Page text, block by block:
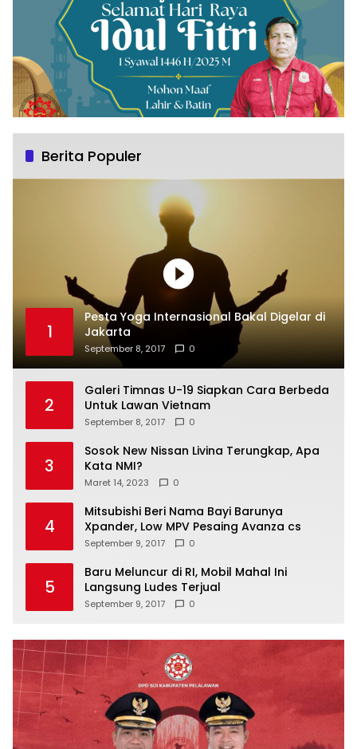
Berita Populer
1
Pesta Yoga Internasional Bakal Digelar di
Jakarta
September 8, 2017 0
2
Galeri Timnas U-19 Siapkan Cara Berbeda
Untuk Lawan Vietnam
September 8, 2017 0
3
Sosok New Nissan Livina Terungkap, Apa
Kata NMI?
Maret 14, 2023 0
4
Mitsubishi Beri Nama Bayi Barunya
Xpander, Low MPV Pesaing Avanza cs
September 9, 2017 0
5
Baru Meluncur di RI, Mobil Mahal Ini
Langsung Ludes Terjual
September 9, 2017 0